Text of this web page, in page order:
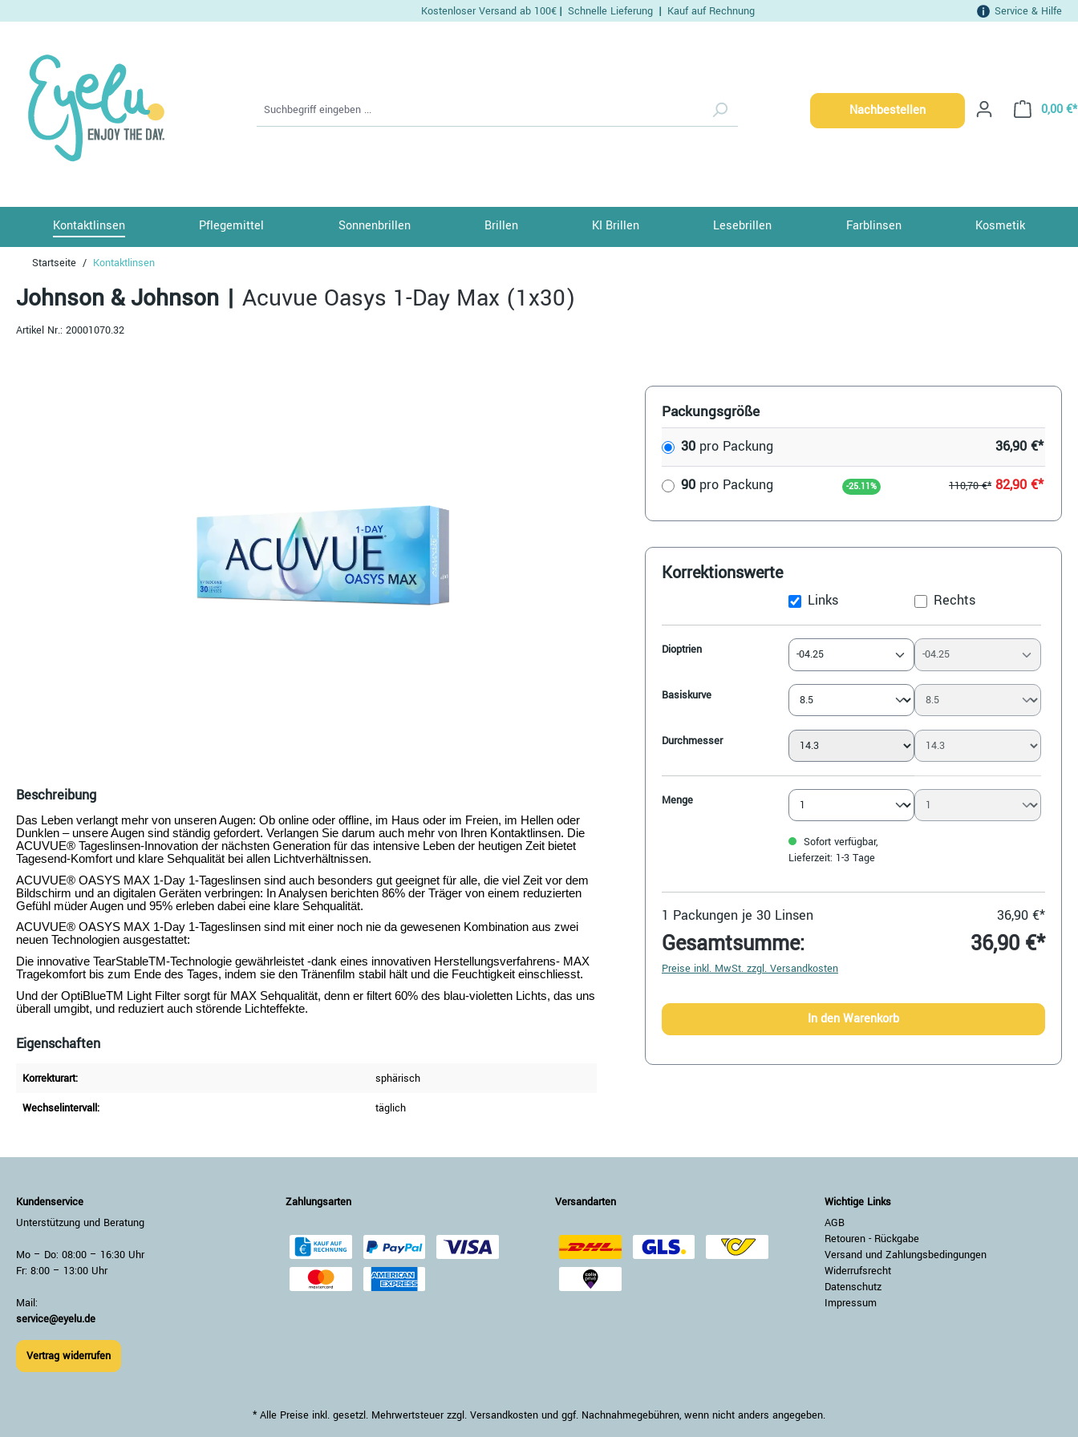
Kostenloser Versand ab 100€ | Schnelle Lieferung | Kauf auf Rechnung Service & Hilfe
0,00 €*
Nachbestellen
Kontaktlinsen Pflegemittel Sonnenbrillen Brillen KI Brillen Lesebrillen Farblinsen Kosmetik
Startseite Kontaktlinsen
Johnson & Johnson | Acuvue Oasys 1-Day Max (1x30)
Artikel Nr.: 20001070.32
Beschreibung
Das Leben verlangt mehr von unseren Augen: Ob online oder offline, im Haus oder im Freien, im Hellen oder
Dunklen – unsere Augen sind ständig gefordert. Verlangen Sie darum auch mehr von Ihren Kontaktlinsen. Die
ACUVUE® Tageslinsen-Innovation der nächsten Generation für das intensive Leben der heutigen Zeit bietet
Tagesend-Komfort und klare Sehqualität bei allen Lichtverhältnissen.
ACUVUE® OASYS MAX 1-Day 1-Tageslinsen sind auch besonders gut geeignet für alle, die viel Zeit vor dem
Bildschirm und an digitalen Geräten verbringen: In Analysen berichten 86% der Träger von einem reduzierten
Gefühl müder Augen und 95% erleben dabei eine klare Sehqualität.
ACUVUE® OASYS MAX 1-Day 1-Tageslinsen sind mit einer noch nie da gewesenen Kombination aus zwei
neuen Technologien ausgestattet:
Die innovative TearStableTM-Technologie gewährleistet -dank eines innovativen Herstellungsverfahrens- MAX
Tragekomfort bis zum Ende des Tages, indem sie den Tränenfilm stabil hält und die Feuchtigkeit einschliesst.
Und der OptiBlueTM Light Filter sorgt für MAX Sehqualität, denn er filtert 60% des blau-violetten Lichts, das uns
überall umgibt, und reduziert auch störende Lichteffekte.
Eigenschaften
Korrekturart:
sphärisch
Wechselintervall:
täglich
Packungsgröße
30 pro Packung
36,90 €*
90 pro Packung -25.11% 110,70 €* 82,90 €*
Korrektionswerte
Dioptrien
Basiskurve
Durchmesser
Menge
Links
-04.25
Sofort verfügbar,
Lieferzeit: 1-3 Tage
Rechts
-04.25
1 Packungen je 30 Linsen 36,90 €*
Gesamtsumme: 36,90 €*
Preise inkl. MwSt. zzgl. Versandkosten
In den Warenkorb
Kundenservice
Unterstützung und Beratung
Mo – Do: 08:00 – 16:30 Uhr
Fr: 8:00 – 13:00 Uhr
Mail:
service@eyelu.de
Vertrag widerrufen
Zahlungsarten Versandarten
Wichtige Links
AGB
Retouren - Rückgabe
Versand und Zahlungsbedingungen
Widerrufsrecht
Datenschutz
Impressum
* Alle Preise inkl. gesetzl. Mehrwertsteuer zzgl. Versandkosten und ggf. Nachnahmegebühren, wenn nicht anders angegeben.